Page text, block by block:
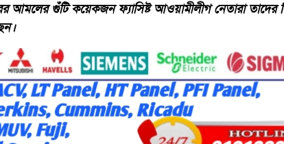
আমলের গুঁটি কয়েকজন ফ্যাসিষ্ট আওয়ামীলীগ নেতারা তাদের